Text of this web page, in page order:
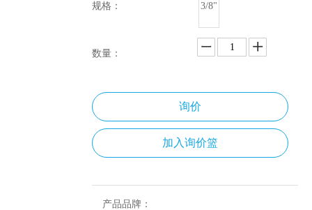
规格： 3/8"
数量：
询价
加入询价篮
产品品牌：